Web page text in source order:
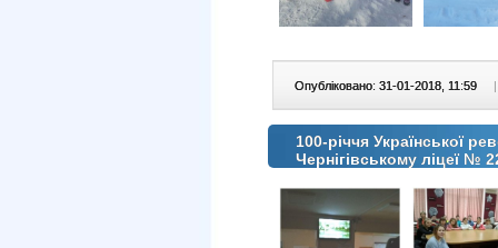
Опубліковано: 31-01-2018, 11:59
100-річчя Української
Чернігівському ліцеї №